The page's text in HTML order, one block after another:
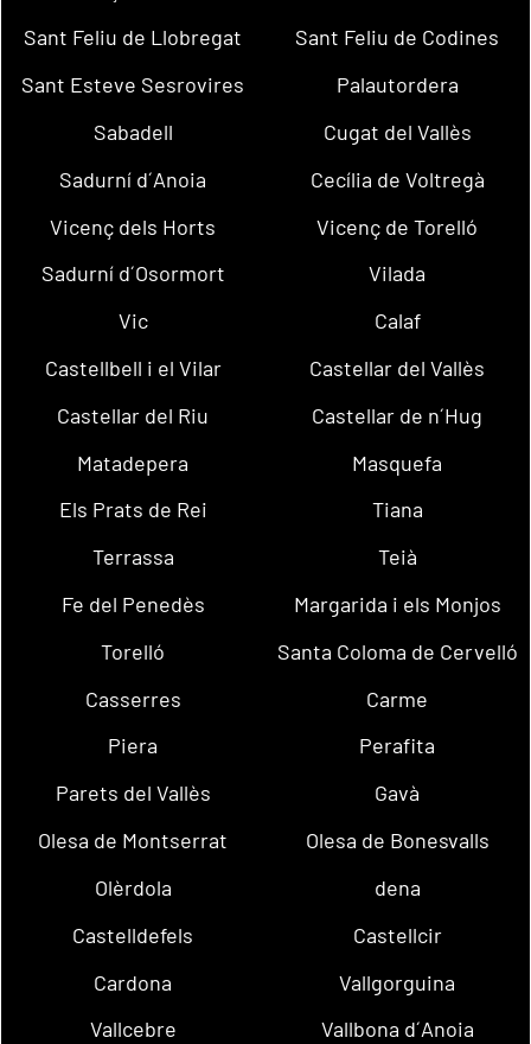
Sant Feliu de Llobregat
Sant Feliu de Codines
Sant Esteve Sesrovires
Palautordera
Sabadell
Cugat del Vallès
Sadurní d´Anoia
Cecília de Voltregà
Vicenç dels Horts
Vicenç de Torelló
Sadurní d´Osormort
Vilada
Vic
Calaf
Castellbell i el Vilar
Castellar del Vallès
Castellar del Riu
Castellar de n´Hug
Matadepera
Masquefa
Els Prats de Rei
Tiana
Terrassa
Teià
Fe del Penedès
Margarida i els Monjos
Torelló
Santa Coloma de Cervelló
Casserres
Carme
Piera
Perafita
Parets del Vallès
Gavà
Olesa de Montserrat
Olesa de Bonesvalls
Olèrdola
dena
Castelldefels
Castellcir
Cardona
Vallgorguina
Vallcebre
Vallbona d´Anoia